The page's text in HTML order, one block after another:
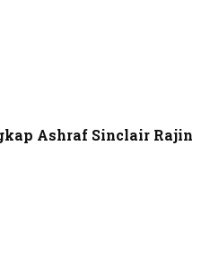
Ashraf Sinclair Rajin